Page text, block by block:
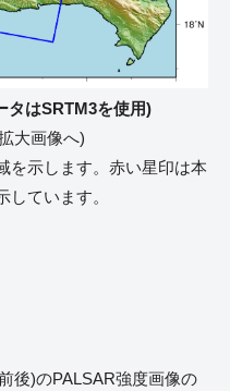
タはSRTM3を使用)
大画像へ)
を示します。赤い星印は本
しています。
後)のPALSAR強度画像の